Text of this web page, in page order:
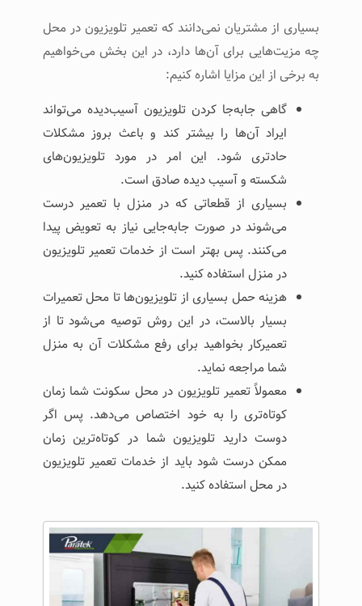
بسیاری از مشتریان نمی‌دانند که تعمیر تلویزیون در محل
چه مزیت‌هایی برای آن‌ها دارد، در این بخش می‌خواهیم
به برخی از این مزایا اشاره کنیم:
گاهی جابه‌جا کردن تلویزیون آسیب‌دیده می‌تواند
ایراد آن‌ها را بیشتر کند و باعث بروز مشکلات
حادتری شود. این امر در مورد تلویزیون‌های
شکسته و آسیب دیده صادق است.
بسیاری از قطعاتی که در منزل با تعمیر درست
می‌شوند در صورت جابه‌جایی نیاز به تعویض پیدا
می‌کنند. پس بهتر است از خدمات تعمیر تلویزیون
در منزل استفاده کنید.
هزینه حمل بسیاری از تلویزیون‌ها تا محل تعمیرات
بسیار بالاست، در این روش توصیه می‌شود تا از
تعمیرکار بخواهید برای رفع مشکلات آن به منزل
شما مراجعه نماید.
معمولاً تعمیر تلویزیون در محل سکونت شما زمان
کوتاه‌تری را به خود اختصاص می‌دهد. پس اگر
دوست دارید تلویزیون شما در کوتاه‌ترین زمان
ممکن درست شود باید از خدمات تعمیر تلویزیون
در محل استفاده کنید.